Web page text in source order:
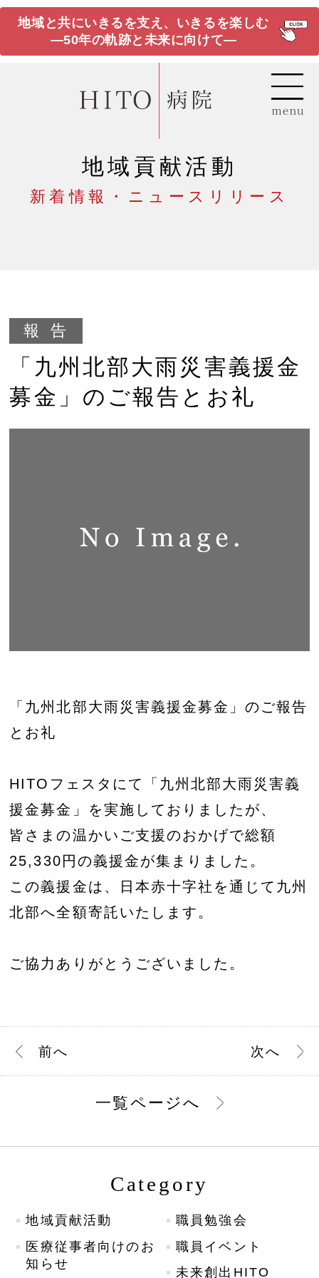
地域と共にいきるを支え、いきるを楽しむ
―50年の軌跡と未来に向けて―
地域貢献活動
新着情報・ニュースリリース
報告
「九州北部大雨災害義援金
募金」のご報告とお礼
「九州北部大雨災害義援金募金」のご報告
とお礼
HITOフェスタにて「九州北部大雨災害義
援金募金」を実施しておりましたが、
皆さまの温かいご支援のおかげで総額
25,330円の義援金が集まりました。
この義援金は、日本赤十字社を通じて九州
北部へ全額寄託いたします。
ご協力ありがとうございました。
前へ 次へ
一覧ページへ
Category
地域貢献活動
職員勉強会
医療従事者向けのお
知らせ
職員イベント
未来創出HITO